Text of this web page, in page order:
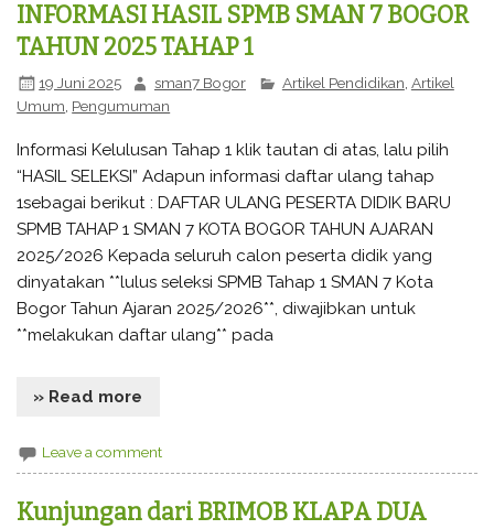
INFORMASI HASIL SPMB SMAN 7 BOGOR
TAHUN 2025 TAHAP 1
19 Juni 2025 sman7 Bogor Artikel Pendidikan Artikel
Umum Pengumuman
Informasi Kelulusan Tahap 1 klik tautan di atas, lalu pilih
“HASIL SELEKSI” Adapun informasi daftar ulang tahap
1sebagai berikut : DAFTAR ULANG PESERTA DIDIK BARU
SPMB TAHAP 1 SMAN 7 KOTA BOGOR TAHUN AJARAN
2025/2026 Kepada seluruh calon peserta didik yang
dinyatakan **lulus seleksi SPMB Tahap 1 SMAN 7 Kota
Bogor Tahun Ajaran 2025/2026**, diwajibkan untuk
**melakukan daftar ulang** pada
» Read more
Leave a comment
Kunjungan dari BRIMOB KLAPA DUA